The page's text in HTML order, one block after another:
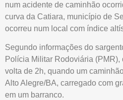
num acidente de caminhão
curva da Catiara, município de
ocorreu num local com índice
Segundo informações do
Polícia Militar Rodoviária
volta de 2h, quando um
Alto Alegre/BA, carregado com
em um barranco.